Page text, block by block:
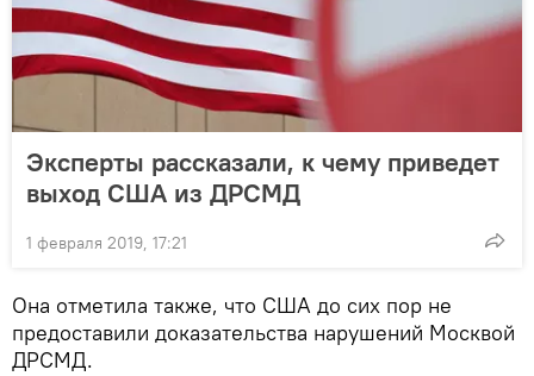
Эксперты рассказали, к чему приведет
выход США из ДРСМД
1 февраля 2019, 17:21
Она отметила также, что США до сих пор не
предоставили доказательства нарушений Москвой
ДРСМД.